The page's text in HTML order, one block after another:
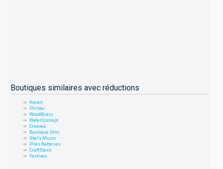
Boutiques similaires avec réductions
Kookit
Phildar
WoodBrass
WaterConcept
Creavea
Boutique Dmc
Star's Music
Piles Batteries
CraftStash
Festiveo